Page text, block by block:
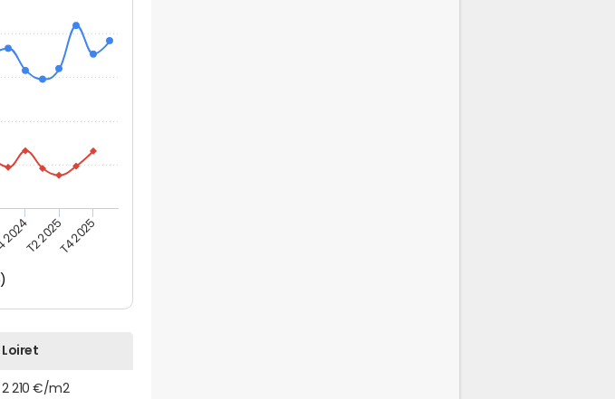
T2 2025T4 2025
Loiret
2 210 €/m2